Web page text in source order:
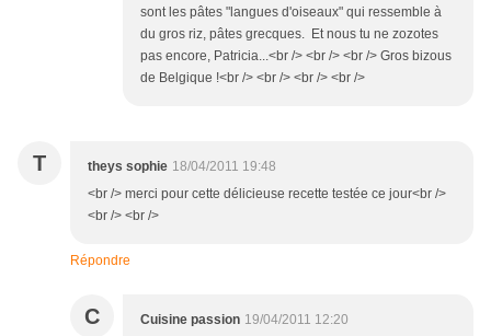
sont les pâtes "langues d'oiseaux" qui ressemble à
du gros riz, pâtes grecques. Et nous tu ne zozotes
pas encore, Patricia...<br /> <br /> <br /> Gros bizous
de Belgique !<br /> <br /> <br /> <br />
T theys sophie 18/04/2011 19:48
<br /> merci pour cette délicieuse recette testée ce jour<br />
<br /> <br />
Répondre
C Cuisine passion 19/04/2011 12:20